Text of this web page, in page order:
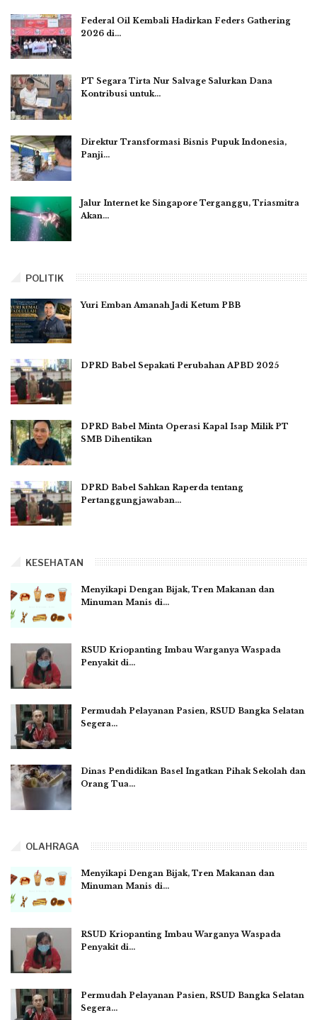
Federal Oil Kembali Hadirkan Feders Gathering
2026 di…
PT Segara Tirta Nur Salvage Salurkan Dana
Kontribusi untuk…
Direktur Transformasi Bisnis Pupuk Indonesia,
Panji…
Jalur Internet ke Singapore Terganggu, Triasmitra
Akan…
POLITIK
Yuri Emban Amanah Jadi Ketum PBB
DPRD Babel Sepakati Perubahan APBD 2025
DPRD Babel Minta Operasi Kapal Isap Milik PT
SMB Dihentikan
DPRD Babel Sahkan Raperda tentang
Pertanggungjawaban…
KESEHATAN
Menyikapi Dengan Bijak, Tren Makanan dan
Minuman Manis di…
RSUD Kriopanting Imbau Warganya Waspada
Penyakit di…
Permudah Pelayanan Pasien, RSUD Bangka Selatan
Segera…
Dinas Pendidikan Basel Ingatkan Pihak Sekolah dan
Orang Tua…
OLAHRAGA
Menyikapi Dengan Bijak, Tren Makanan dan
Minuman Manis di…
RSUD Kriopanting Imbau Warganya Waspada
Penyakit di…
Permudah Pelayanan Pasien, RSUD Bangka Selatan
Segera…